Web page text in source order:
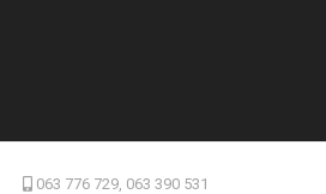
063 776 729, 063 390 531